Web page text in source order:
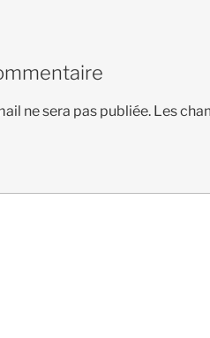
ne sera pas publiée. Les